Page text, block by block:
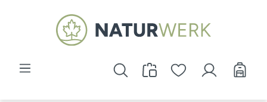
Zum Hauptinhalt springen